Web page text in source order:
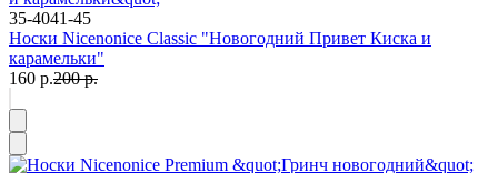
35-4041-45
Носки Nicenonice Classic "Новогодний Привет Киска и
карамельки"
160 р.200 р.